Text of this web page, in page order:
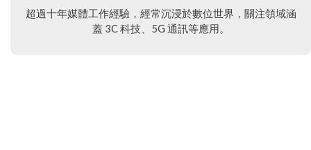
超過十年媒體工作經驗，經常沉浸於數位世界，關注領域涵
蓋 3C 科技、5G 通訊等應用。